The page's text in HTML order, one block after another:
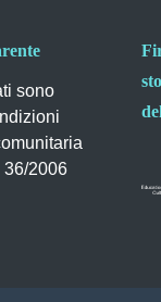
sono
36/2006